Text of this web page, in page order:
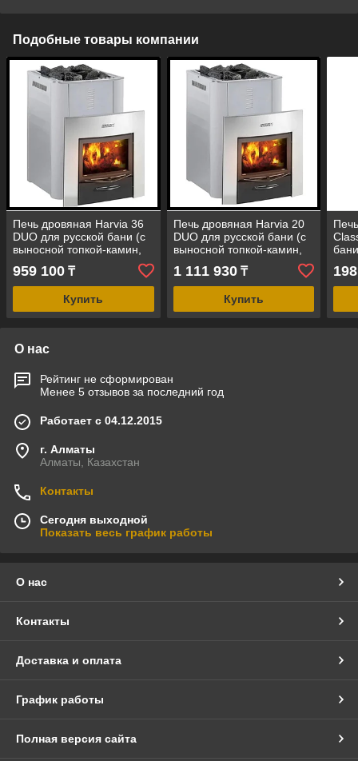
Подобные товары компании
Печь дровяная Harvia 36
DUO для русской бани (с
выносной топкой-камин,
объем помещения = 14 -
36 м3)
959 100 ₸
Купить
Печь дровяная Harvia 20
DUO для русской бани (с
выносной топкой-камин,
рекомендуемый объем
помещения=8-20 м3)
1 111 930₸
Купить
О нас
Рейтинг не сформирован
Менее 5 отзывов за последний год
Работает с 04.12.2015
г. Алматы
Алматы, Казахстан
Контакты
Сегодня выходной
Показать весь график работы
О нас
Контакты
Доставка и оплата
График работы
Полная версия сайта